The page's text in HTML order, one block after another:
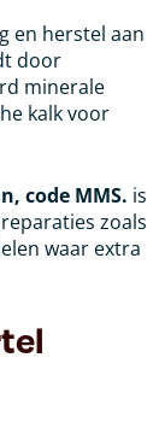
en herstel aan
door
minerale
kalk voor
code MMS. is
zoals
waar extra